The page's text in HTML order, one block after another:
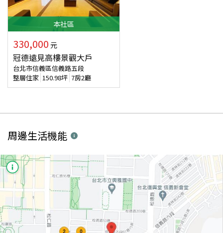
本社區
330,000 元
冠德遠見高樓景觀大戶
台北市信義區信義路五段
整層住家 150.98坪 7房2廳
周邊生活機能